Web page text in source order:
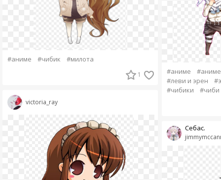
#аниме #чибик #милота
1
victoria_ray
#аниме
#леви и эрен
#чибики
Себас.